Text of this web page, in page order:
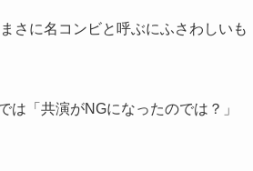
さに名コンビと呼ぶにふさわしいも
「共演がNGになったのでは？」